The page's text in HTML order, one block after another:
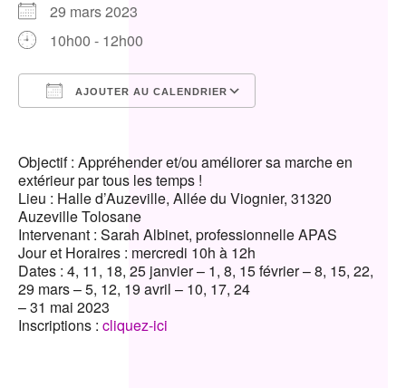
29 mars 2023
10h00 - 12h00
AJOUTER AU CALENDRIER
Objectif : Appréhender et/ou améliorer sa marche en
extérieur par tous les temps !
Lieu : Halle d’Auzeville, Allée du Viognier, 31320
Auzeville Tolosane
Intervenant : Sarah Albinet, professionnelle APAS
Jour et Horaires : mercredi 10h à 12h
Dates : 4, 11, 18, 25 janvier – 1, 8, 15 février – 8, 15, 22,
29 mars – 5, 12, 19 avril – 10, 17, 24
– 31 mai 2023
Inscriptions : cliquez-ici